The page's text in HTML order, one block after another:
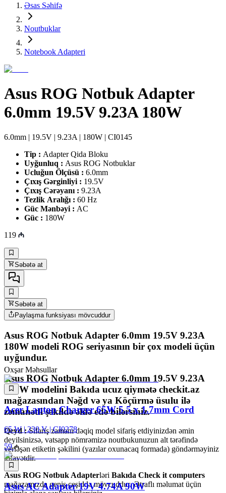
Əsas Səhifə
Noutbuklar
Notebook Adapteri
Asus ROG Notbuk Adapter
6.0mm 19.5V 9.23A 180W
6.0mm | 19.5V | 9.23A | 180W | CI0145
Tip : Adapter Qida Bloku
Uyğunluq : Asus ROG Notbuklar
Ucluğun Ölçüsü : 6.0mm
Çıxış Gərginliyi : 19.5V
Çıxış Cərəyanı : 9.23A
Tezlik Aralığı : 60 Hz
Güc Mənbəyi : AC
Güc : 180W
119
Səbətə at
Səbətə at
Paylaşma funksiyası mövcuddur
Asus ROG Notbuk Adapter 6.0mm 19.5V 9.23A
180W modeli ROG seriyasının bir çox modeli üçün
uyğundur.
Asus ROG Notbuk Adapter 6.0mm 19.5V 9.23A
180W modelini Bakıda ucuz qiymətə checkit.az
mağazasından Nəğd və ya Köçürmə üsulu ilə
zəmanətli şəkildə əldə edə bilərsiniz.
Qeyd :Sifariş zamanı dəqiq model sifariş etdiyinizdən əmin
deyilsinizsə, vatsapp nömrəmizə noutbukunuzun alt tərəfində
yerləşən etiketin şəkilini (yazılar oxunacaq formada) göndərməyiniz
kifayətdir.
Asus ROG Notbuk Adapterləri Bakıda Check it computers
mağazamızda geniş çeşiddə mövcuddur. Ətraflı məlumat üçün
Oxşar Məhsullar
Acer Laptop Charger 65W 5.5 x 1.7mm Cord
65 W | 230 V | CI0278
59
Asus AC Adapter 19V 4.74A 90W